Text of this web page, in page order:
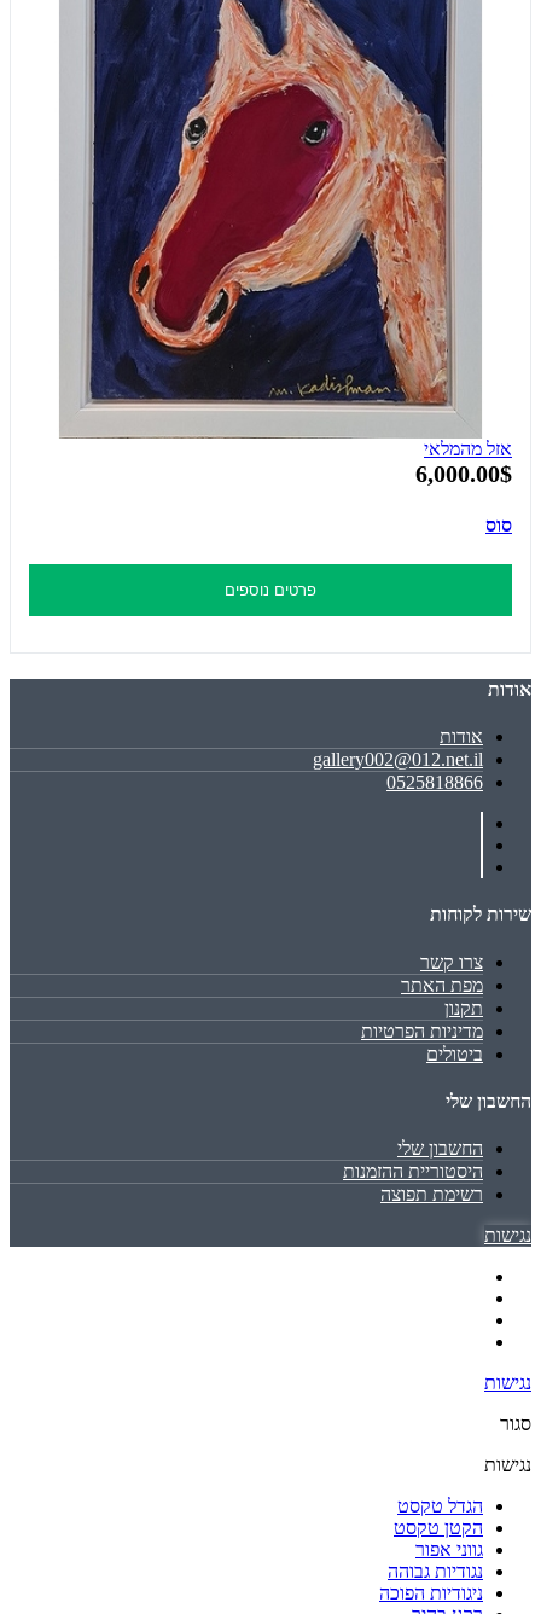
אזל מהמלאי
6,000.00$
סוס
פרטים נוספים
אודות
אודות
gallery002@012.net.il
0525818866
שירות לקוחות
צרו קשר
מפת האתר
תקנון
מדיניות הפרטיות
ביטולים
החשבון שלי
החשבון שלי
היסטוריית ההזמנות
רשימת תפוצה
נגישות
נגישות
סגור
נגישות
הגדל טקסט
הקטן טקסט
גווני אפור
נגודיות גבוהה
ניגודיות הפוכה